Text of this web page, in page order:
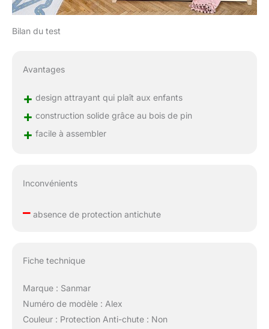
Bilan du test
Avantages
+ design attrayant qui plaît aux enfants
+ construction solide grâce au bois de pin
+ facile à assembler
Inconvénients
–absence de protection antichute
Fiche technique
Marque : Sanmar
Numéro de modèle : Alex
Couleur : Protection Anti-chute : Non